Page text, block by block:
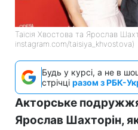
Таїсія Хвостова та Ярослав
instagram.com/taisiya_khvostova)
Будь у курсі, а не в
стрічці разом з РБК-
Акторське подружжя
Ярослав Шахторін,